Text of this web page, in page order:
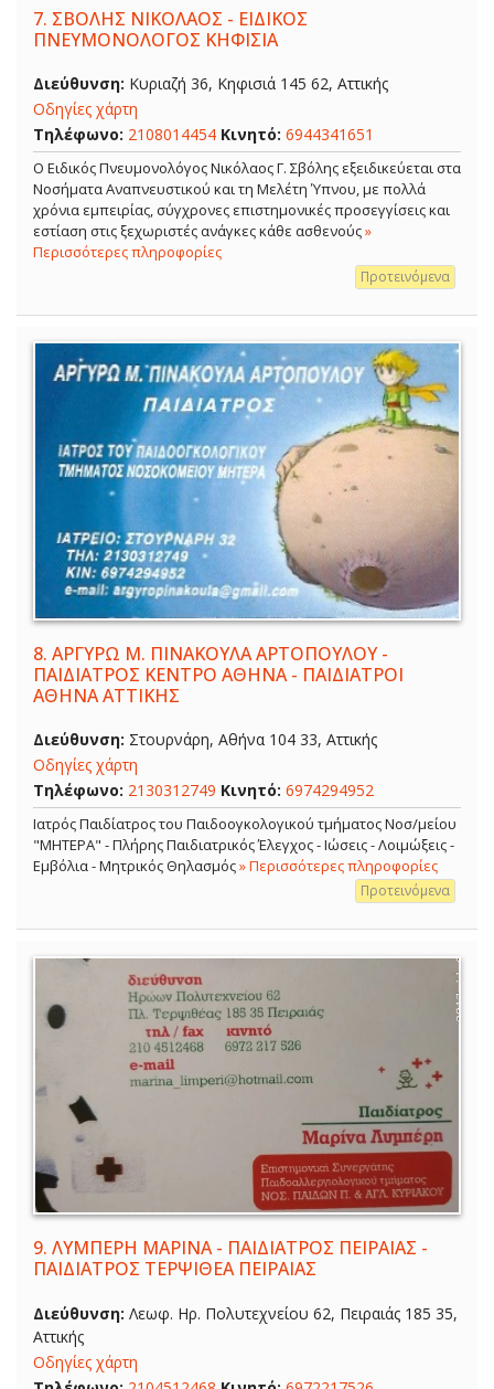
7. ΣΒΟΛΗΣ ΝΙΚΟΛΑΟΣ - ΕΙΔΙΚΟΣ
ΠΝΕΥΜΟΝΟΛΟΓΟΣ ΚΗΦΙΣΙΑ
Διεύθυνση: Κυριαζή 36, Κηφισιά 145 62, Αττικής
Οδηγίες χάρτη
Τηλέφωνο: 2108014454 Κινητό: 6944341651
O Ειδικός Πνευμονολόγος Νικόλαος Γ. Σβόλης εξειδικεύεται στα
Νοσήματα Αναπνευστικού και τη Μελέτη Ύπνου, με πολλά
χρόνια εμπειρίας, σύγχρονες επιστημονικές προσεγγίσεις και
εστίαση στις ξεχωριστές ανάγκες κάθε ασθενούς»
Περισσότερες πληροφορίες
Προτεινόμενα
8. ΑΡΓΥΡΩ Μ. ΠΙΝΑΚΟΥΛΑ ΑΡΤΟΠΟΥΛΟΥ -
ΠΑΙΔΙΑΤΡΟΣ ΚΕΝΤΡΟ ΑΘΗΝΑ - ΠΑΙΔΙΑΤΡΟΙ
ΑΘΗΝΑ ΑΤΤΙΚΗΣ
Διεύθυνση: Στουρνάρη, Αθήνα 104 33, Αττικής
Οδηγίες χάρτη
Τηλέφωνο: 2130312749 Κινητό: 6974294952
Ιατρός Παιδίατρος του Παιδοογκολογικού τμήματος Νοσ/μείου
"ΜΗΤΕΡΑ" - Πλήρης Παιδιατρικός Έλεγχος - Ιώσεις - Λοιμώξεις -
Εμβόλια - Μητρικός Θηλασμός» Περισσότερες πληροφορίες
Προτεινόμενα
9. ΛΥΜΠΕΡΗ ΜΑΡΙΝΑ - ΠΑΙΔΙΑΤΡΟΣ ΠΕΙΡΑΙΑΣ -
ΠΑΙΔΙΑΤΡΟΣ ΤΕΡΨΙΘΕΑ ΠΕΙΡΑΙΑΣ
Διεύθυνση: Λεωφ. Ηρ. Πολυτεχνείου 62, Πειραιάς 185 35,
Αττικής
Οδηγίες χάρτη